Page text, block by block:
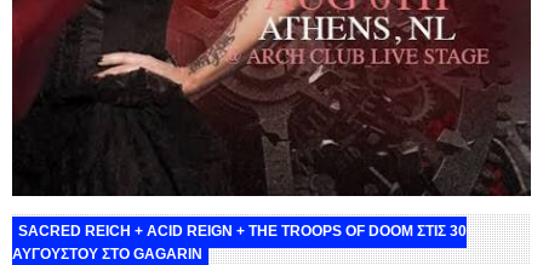
SACRED REICH + ACID REIGN + THE TROOPS OF DOOM ΣΤΙΣ 30
ΑΥΓΟΥΣΤΟΥ ΣΤΟ GAGARIN